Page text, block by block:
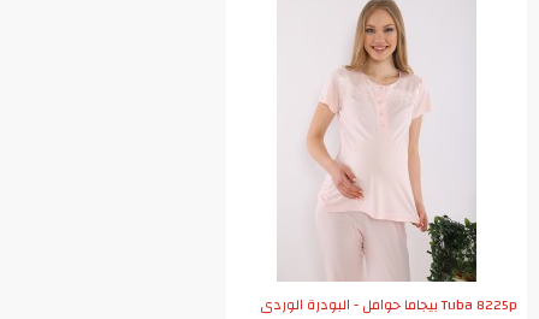
Tuba 8225p بيجاما حوامل - البودرة الوردي